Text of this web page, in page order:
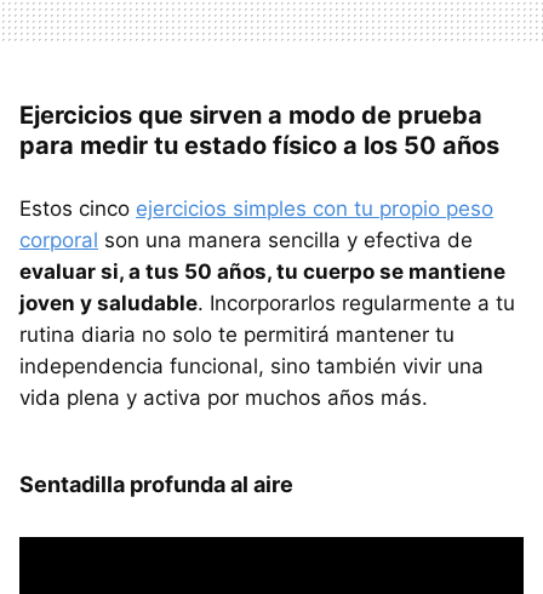
Ejercicios que sirven a modo de prueba
para medir tu estado físico a los 50 años
Estos cinco ejercicios simples con tu propio peso
corporal son una manera sencilla y efectiva de
evaluar si, a tus 50 años, tu cuerpo se mantiene
joven y saludable. Incorporarlos regularmente a tu
rutina diaria no solo te permitirá mantener tu
independencia funcional, sino también vivir una
vida plena y activa por muchos años más.
Sentadilla profunda al aire